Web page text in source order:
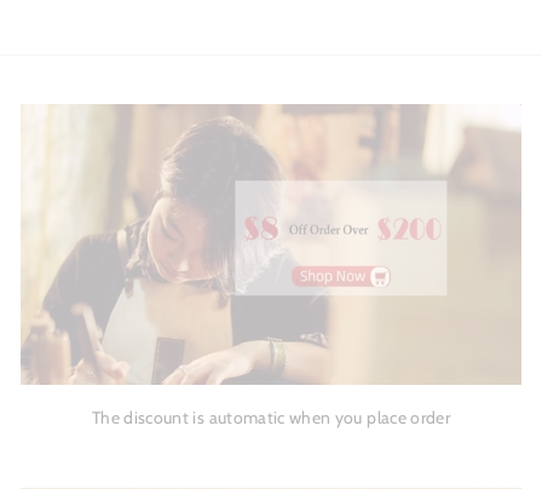
The discount is automatic when you place order